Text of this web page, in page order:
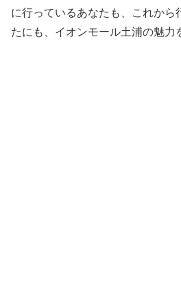
に行っているあなたも、これから
たにも、イオンモール土浦の魅力